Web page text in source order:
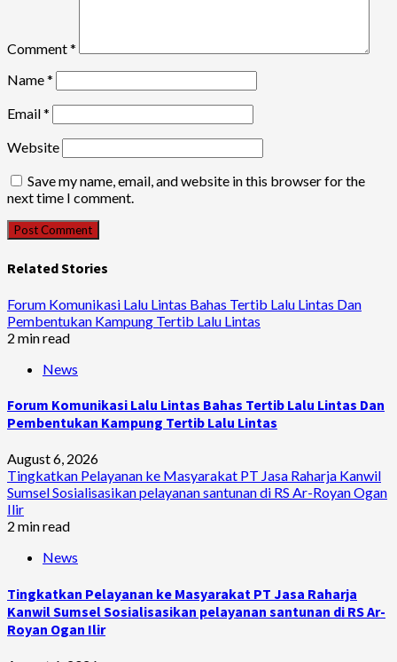
Comment*
Name*
Email*
Website
Save my name, email, and website in this browser for the
next time I comment.
Related Stories
Forum Komunikasi Lalu Lintas Bahas Tertib Lalu Lintas Dan
Pembentukan Kampung Tertib Lalu Lintas
2 min read
News
Forum Komunikasi Lalu Lintas Bahas Tertib Lalu Lintas Dan
Pembentukan Kampung Tertib Lalu Lintas
August 6, 2026
Tingkatkan Pelayanan ke Masyarakat PT Jasa Raharja Kanwil
Sumsel Sosialisasikan pelayanan santunan di RS Ar-Royan Ogan
Ilir
2 min read
News
Tingkatkan Pelayanan ke Masyarakat PT Jasa Raharja
Kanwil Sumsel Sosialisasikan pelayanan santunan di RS Ar-
Royan Ogan Ilir